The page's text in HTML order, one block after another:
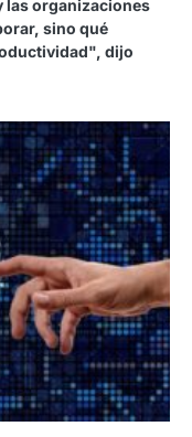
las organizaciones
sino qué
dijo